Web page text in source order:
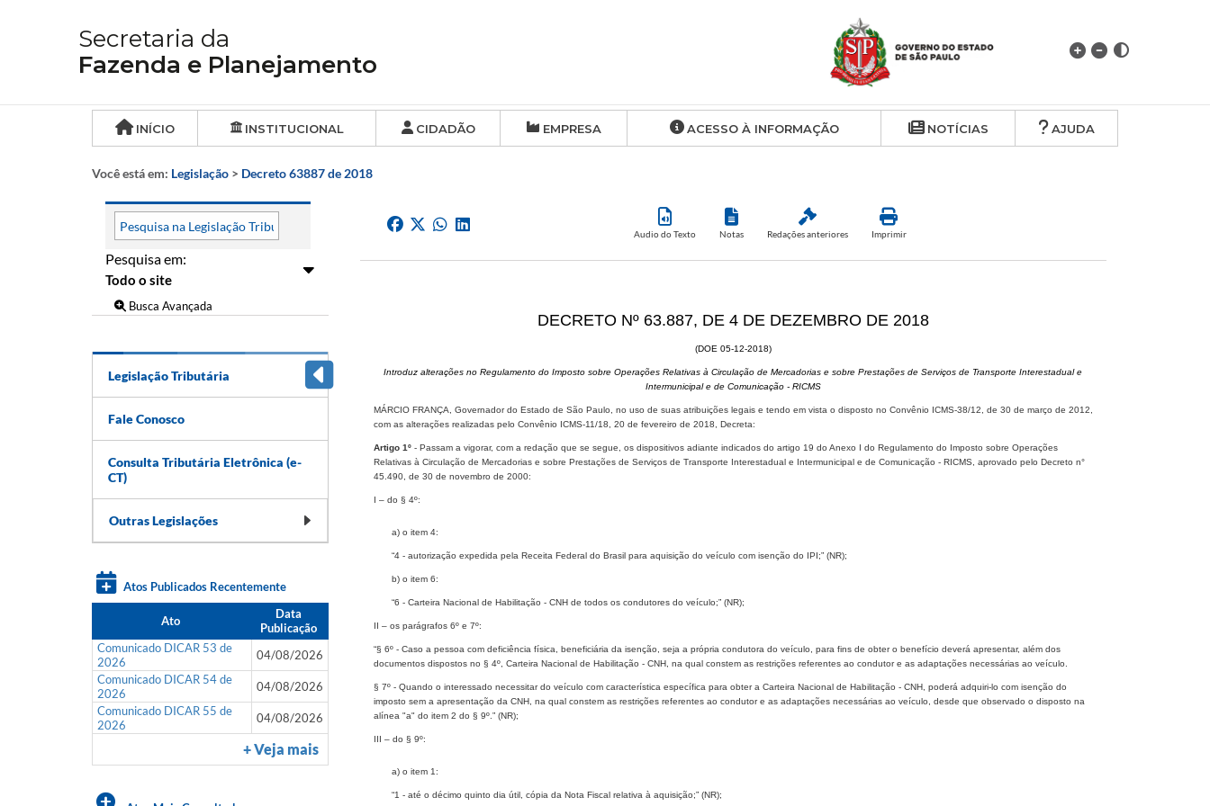
Secretaria da
Fazenda e Planejamento
INÍCIO INSTITUCIONAL CIDADÃO EMPRESA ACESSO À INFORMAÇÃO NOTÍCIAS AJUDA
Você está em: Legislação > Decreto 63887 de 2018
Pesquisa em:
Busca Avançada
Legislação Tributária
Fale Conosco
Consulta Tributária Eletrônica (e-
CT)
Outras Legislações
Atos Publicados Recentemente
Ato
Data
Publicação
Comunicado DICAR 53 de
2026
04/08/2026
Comunicado DICAR 54 de
2026
04/08/2026
Comunicado DICAR 55 de
2026
04/08/2026
+ Veja mais
Audio do Texto Notas Redações anteriores Imprimir
DECRETO Nº 63.887, DE 4 DE DEZEMBRO DE 2018
(DOE 05-12-2018)
Introduz alterações no Regulamento do Imposto sobre Operações Relativas à Circulação de Mercadorias e sobre Prestações de Serviços de Transporte Interestadual e
Intermunicipal e de Comunicação - RICMS
MÁRCIO FRANÇA, Governador do Estado de São Paulo, no uso de suas atribuições legais e tendo em vista o disposto no Convênio ICMS-38/12, de 30 de março de 2012,
com as alterações realizadas pelo Convênio ICMS-11/18, 20 de fevereiro de 2018, Decreta:
Artigo 1º- Passam a vigorar, com a redação que se segue, os dispositivos adiante indicados do artigo 19 do Anexo I do Regulamento do Imposto sobre Operações
Relativas à Circulação de Mercadorias e sobre Prestações de Serviços de Transporte Interestadual e Intermunicipal e de Comunicação - RICMS, aprovado pelo Decreto n°
45.490, de 30 de novembro de 2000:
I – do § 4º:
a) o item 4:
“4 - autorização expedida pela Receita Federal do Brasil para aquisição do veículo com isenção do IPI;” (NR);
b) o item 6:
“6 - Carteira Nacional de Habilitação - CNH de todos os condutores do veículo;” (NR);
II – os parágrafos 6º e 7º:
“§ 6º - Caso a pessoa com deficiência física, beneficiária da isenção, seja a própria condutora do veículo, para fins de obter o benefício deverá apresentar, além dos
documentos dispostos no § 4º, Carteira Nacional de Habilitação - CNH, na qual constem as restrições referentes ao condutor e as adaptações necessárias ao veículo.
§ 7º - Quando o interessado necessitar do veículo com característica específica para obter a Carteira Nacional de Habilitação - CNH, poderá adquiri-lo com isenção do
imposto sem a apresentação da CNH, na qual constem as restrições referentes ao condutor e as adaptações necessárias ao veículo, desde que observado o disposto na
alínea "a" do item 2 do § 9º.” (NR);
III – do § 9º:
a) o item 1:
“1 - até o décimo quinto dia útil, cópia da Nota Fiscal relativa à aquisição;” (NR);